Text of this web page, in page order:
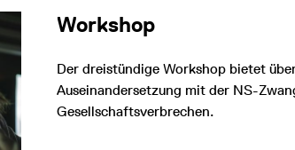
Workshop
Der dreistündige Workshop bietet
Auseinandersetzung mit der NS-
Gesellschaftsverbrechen.